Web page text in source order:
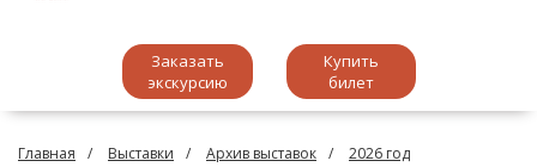
Заказать
экскурсию
Купить
билет
Главная Выставки Архив выставок
2026 год